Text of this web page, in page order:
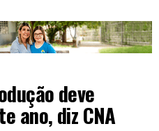
deve
ano, diz CNA